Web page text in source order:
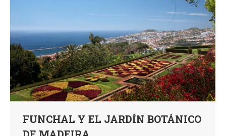
FUNCHAL Y EL JARDÍN BOTÁNICO